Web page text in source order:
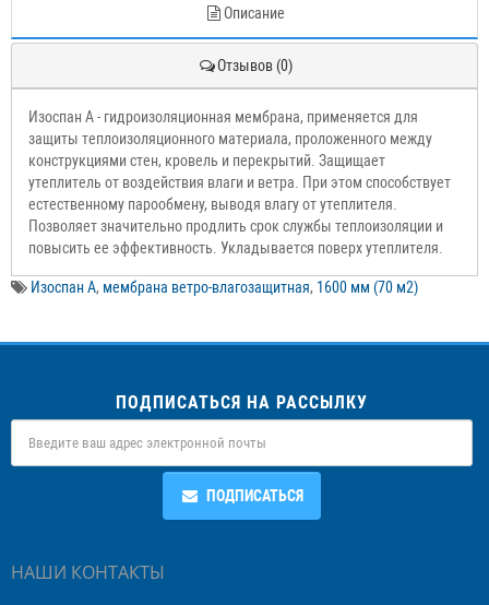
Описание
Отзывов (0)
Изоспан А - гидроизоляционная мембрана, применяется для
защиты теплоизоляционного материала, проложенного между
конструкциями стен, кровель и перекрытий. Защищает
утеплитель от воздействия влаги и ветра. При этом способствует
естественному парообмену, выводя влагу от утеплителя.
Позволяет значительно продлить срок службы теплоизоляции и
повысить ее эффективность. Укладывается поверх утеплителя.
Изоспан А, мембрана ветро-влагозащитная, 1600 мм (70 м2)
ПОДПИСАТЬСЯ НА РАССЫЛКУ
ПОДПИСАТЬСЯ
НАШИ КОНТАКТЫ